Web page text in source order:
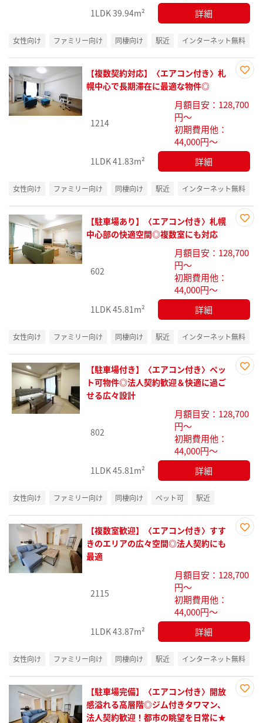
1LDK39.94m² 詳細
女性向け ファミリー向け 同棲向け 駅近 インターネット無料
り登
【複数契約対応】〈エアコン付き〉札
幌中心で長期滞在に最適な物件◎
1214
月額目安：128,700
円～
初期費用他：
44,000円～
1LDK41.83m² 詳細
女性向け ファミリー向け 同棲向け 駅近 インターネット無料
り登
【駐車場あり】〈エアコン付き〉札幌
中心部の快適空間◎複数室にも対応
602
月額目安：128,700
円～
初期費用他：
44,000円～
1LDK45.81m² 詳細
女性向け ファミリー向け 同棲向け 駅近 インターネット無料
録
【駐車場付き】〈エアコン付き〉ペッ
ト可物件◎法人契約歓迎＆快適に過ご
せる広々設計
802
月額目安：128,700
円～
初期費用他：
44,000円～
1LDK45.81m² 詳細
女性向け ファミリー向け 同棲向け ペット可 駅近
録
【複数室歓迎】〈エアコン付き〉すす
きのエリアの広々空間◎法人契約にも
最適
2115
月額目安：128,700
円～
初期費用他：
44,000円～
1LDK43.87m² 詳細
女性向け ファミリー向け 同棲向け 駅近 インターネット無料
【駐車場完備】〈エアコン付き〉開放
感溢れる高層階◎ジム付きタワマン、
法人契約歓迎！都市の眺望を日常に★